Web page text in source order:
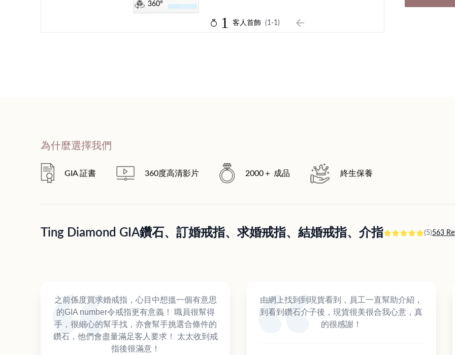
360°
1 客人首飾 (1-1)
為什麼選擇我們
GIA 証書 360度高清影片 2000＋ 成品 終生保養
Ting Diamond GIA鑽石、訂婚戒指、求婚戒指、結婚戒指、介指 (5)563
之前係度買求婚戒指，心目中想搵一個有意思
的GIA number令戒指更有意義！ 職員很幫得
手，很細心的幫手找，亦會幫手挑選合條件的
鑽石，他們會盡量滿足客人要求！ 太太收到戒
指後很滿意！
由網上找到到現貨看到，員工一直幫助介紹，
到看到鑽石介子後，現貨很美很合我心意，真
的很感謝！